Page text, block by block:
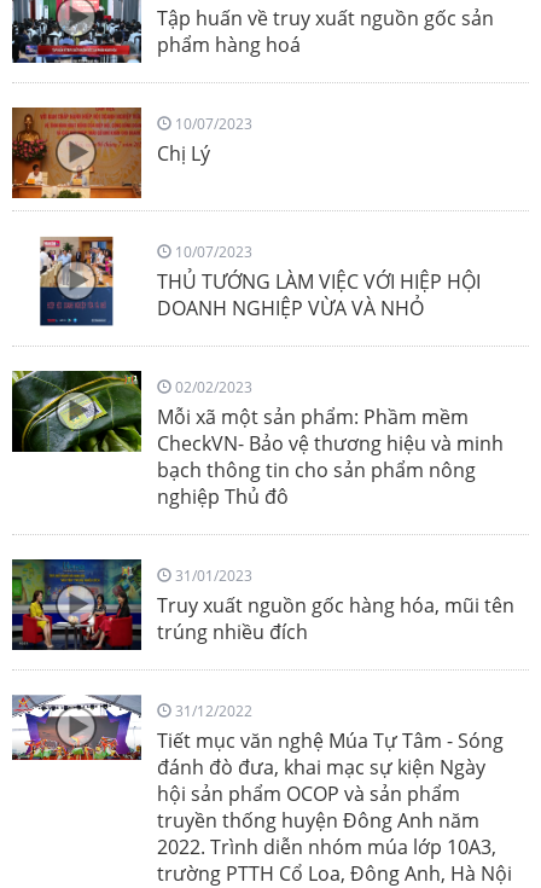
Tập huấn về truy xuất nguồn gốc sản
phẩm hàng hoá
10/07/2023
Chị Lý
10/07/2023
THỦ TƯỚNG LÀM VIỆC VỚI HIỆP HỘI
DOANH NGHIỆP VỪA VÀ NHỎ
02/02/2023
Mỗi xã một sản phẩm: Phầm mềm
CheckVN- Bảo vệ thương hiệu và minh
bạch thông tin cho sản phẩm nông
nghiệp Thủ đô
31/01/2023
Truy xuất nguồn gốc hàng hóa, mũi tên
trúng nhiều đích
31/12/2022
Tiết mục văn nghệ Múa Tự Tâm - Sóng
đánh đò đưa, khai mạc sự kiện Ngày
hội sản phẩm OCOP và sản phẩm
truyền thống huyện Đông Anh năm
2022. Trình diễn nhóm múa lớp 10A3,
trường PTTH Cổ Loa, Đông Anh, Hà Nội